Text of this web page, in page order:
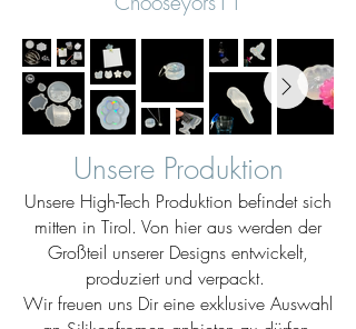
Unsere Produktion
Unsere High-Tech Produktion befindet sich
mitten in Tirol. Von hier aus werden der
Großteil unserer Designs entwickelt,
produziert und verpackt.
Wir freuen uns Dir eine exklusive Auswahl